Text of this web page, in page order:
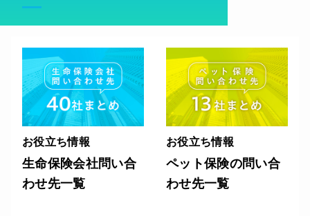
お役立ち情報
生命保険会社問い合
わせ先一覧
お役立ち情報
ペット保険の問い合
わせ先一覧